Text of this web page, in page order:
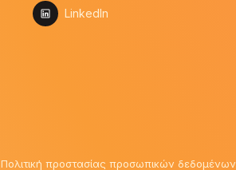
LinkedIn
Πολιτική προστασίας προσωπικών δεδομένων